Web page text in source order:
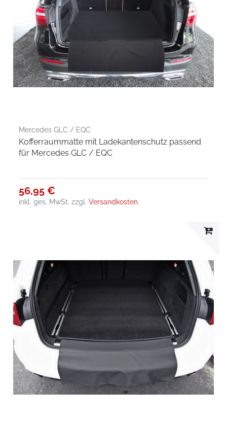
Mercedes GLC / EQC
Kofferraummatte mit Ladekantenschutz passend
für Mercedes GLC / EQC
56,95 €
inkl. ges. MwSt. zzgl.Versandkosten